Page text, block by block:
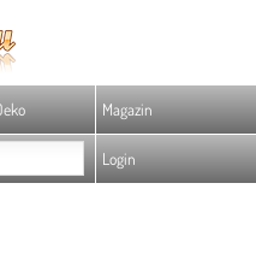
Magazin
Login